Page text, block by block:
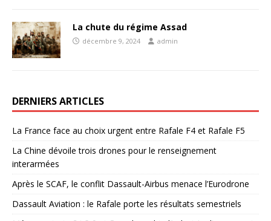
La chute du régime Assad
décembre 9, 2024 admin
DERNIERS ARTICLES
La France face au choix urgent entre Rafale F4 et Rafale F5
La Chine dévoile trois drones pour le renseignement
interarmées
Après le SCAF, le conflit Dassault-Airbus menace l’Eurodrone
Dassault Aviation : le Rafale porte les résultats semestriels